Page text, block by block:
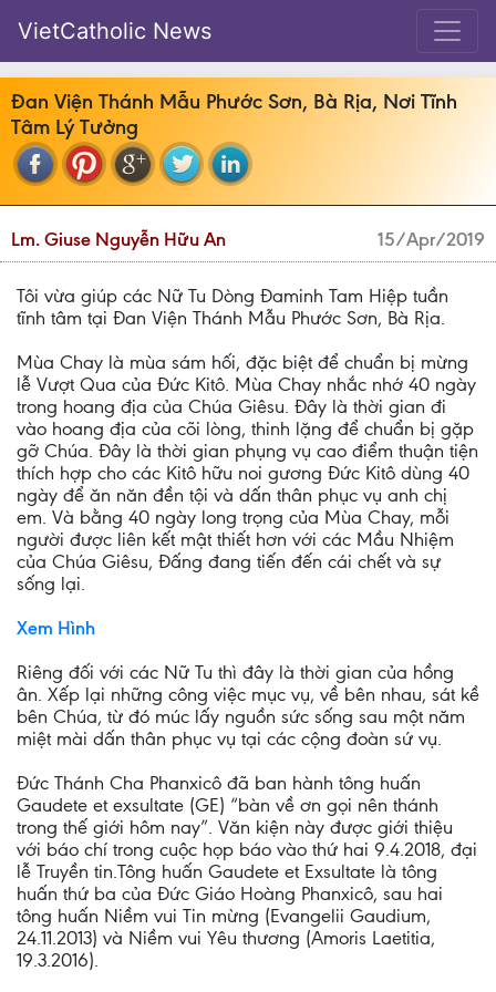
VietCatholic News
Đan Viện Thánh Mẫu Phước Sơn, Bà Rịa, Nơi Tĩnh
Tâm Lý Tưởng
Lm. Giuse Nguyễn Hữu An 15/Apr/2019
Tôi vừa giúp các Nữ Tu Dòng Đaminh Tam Hiệp tuần
tĩnh tâm tại Đan Viện Thánh Mẫu Phước Sơn, Bà Rịa.
Mùa Chay là mùa sám hối, đặc biệt để chuẩn bị mừng
lễ Vượt Qua của Đức Kitô. Mùa Chay nhắc nhớ 40 ngày
trong hoang địa của Chúa Giêsu. Đây là thời gian đi
vào hoang địa của cõi lòng, thinh lặng để chuẩn bị gặp
gỡ Chúa. Đây là thời gian phụng vụ cao điểm thuận tiện
thích hợp cho các Kitô hữu noi gương Đức Kitô dùng 40
ngày để ăn năn đền tội và dấn thân phục vụ anh chị
em. Và bằng 40 ngày long trọng của Mùa Chay, mỗi
người được liên kết mật thiết hơn với các Mầu Nhiệm
của Chúa Giêsu, Đấng đang tiến đến cái chết và sự
sống lại.
Xem Hình
Riêng đối với các Nữ Tu thì đây là thời gian của hồng
ân. Xếp lại những công việc mục vụ, về bên nhau, sát kề
bên Chúa, từ đó múc lấy nguồn sức sống sau một năm
miệt mài dấn thân phục vụ tại các cộng đoàn sứ vụ.
Đức Thánh Cha Phanxicô đã ban hành tông huấn
Gaudete et exsultate (GE) “bàn về ơn gọi nên thánh
trong thế giới hôm nay”. Văn kiện này được giới thiệu
với báo chí trong cuộc họp báo vào thứ hai 9.4.2018, đại
lễ Truyền tin.Tông huấn Gaudete et Exsultate là tông
huấn thứ ba của Đức Giáo Hoàng Phanxicô, sau hai
tông huấn Niềm vui Tin mừng (Evangelii Gaudium,
24.11.2013) và Niềm vui Yêu thương (Amoris Laetitia,
19.3.2016).